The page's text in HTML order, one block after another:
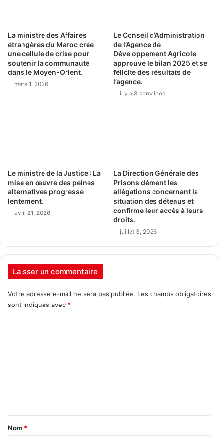
La ministre des Affaires
étrangères du Maroc crée
une cellule de crise pour
soutenir la communauté
dans le Moyen-Orient.
mars 1, 2026
Le Conseil d’Administration
de l’Agence de
Développement Agricole
approuve le bilan 2025 et se
félicite des résultats de
l’agence.
il y a 3 semaines
Le ministre de la Justice : La
mise en œuvre des peines
alternatives progresse
lentement.
avril 21, 2026
La Direction Générale des
Prisons dément les
allégations concernant la
situation des détenus et
confirme leur accès à leurs
droits.
juillet 3, 2026
Laisser un commentaire
Votre adresse e-mail ne sera pas publiée. Les champs obligatoires
sont indiqués avec *
a
Nom *